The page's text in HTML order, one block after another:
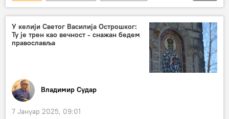
Орбита културе
Матија Бећковић
У келији Светог Василија Острошког:
Ту је трен као вечност - снажан бедем
православља
Владимир Судар
7 Јануар 2025, 09:01